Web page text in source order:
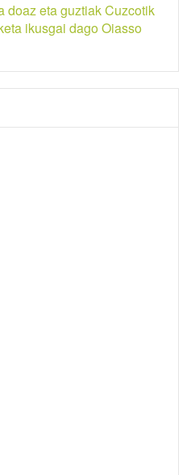
doaz eta guztiak Cuzcotik
ikusgai dago Oiasso